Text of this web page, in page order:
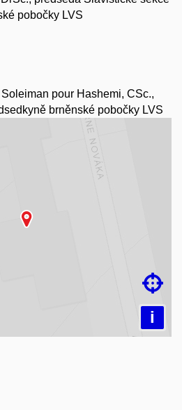
pobočky LVS
pour Hashemi, CSc.,
brněnské pobočky LVS
i
